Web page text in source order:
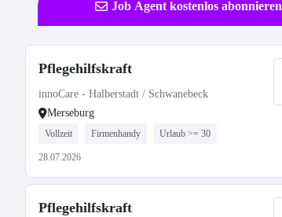
Job Agent kostenlos abonnieren
Pflegehilfskraft
innoCare - Halberstadt / Schwanebeck
Merseburg
Vollzeit Firmenhandy Urlaub >= 30
28.07.2026
Pflegehilfskraft